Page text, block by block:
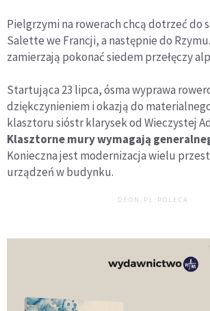
Pielgrzymi na rowerach chcą dotrzeć do
Salette we Francji, a następnie do
zamierzają pokonać siedem przełęczy
Startująca 23 lipca, ósma wyprawa
dziękczynieniem i okazją do
klasztoru sióstr klarysek od Wieczystej
Klasztorne mury wymagają
Konieczna jest modernizacja wielu
urządzeń w budynku.
DEON.PL POLECA